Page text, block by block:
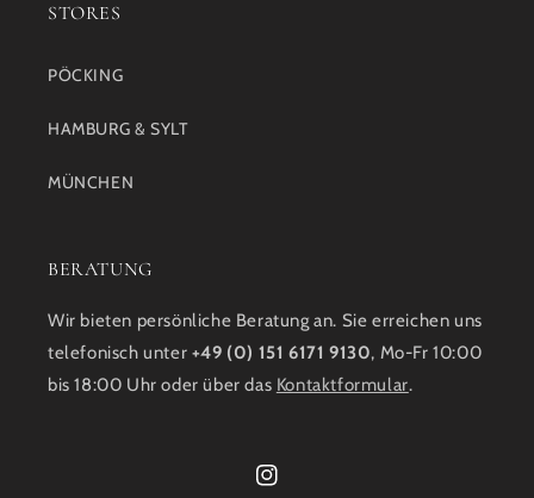
STORES
PÖCKING
HAMBURG & SYLT
MÜNCHEN
BERATUNG
Wir bieten persönliche Beratung an. Sie erreichen uns
telefonisch unter +49 (0) 151 6171 9130, Mo-Fr 10:00
bis 18:00 Uhr oder über das Kontaktformular.
Instagram